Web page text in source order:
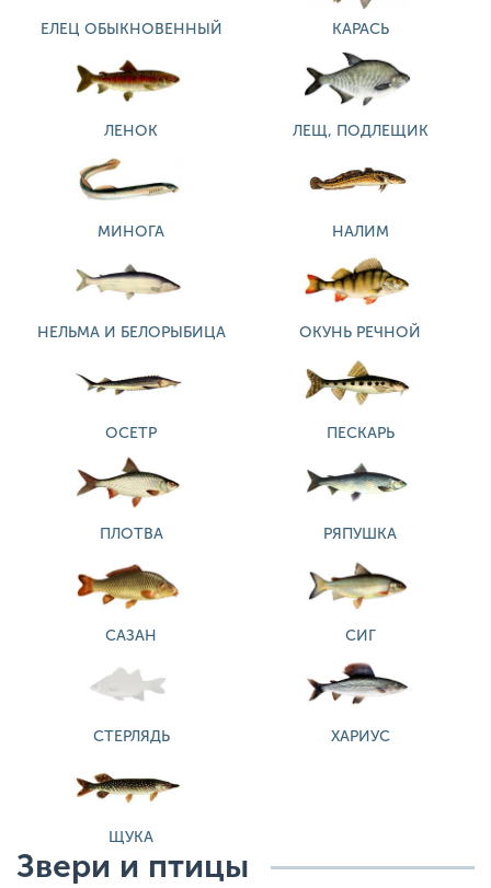
ЕЛЕЦ ОБЫКНОВЕННЫЙ КАРАСЬ
ЛЕНОК ЛЕЩ, ПОДЛЕЩИК
МИНОГА НАЛИМ
НЕЛЬМА И БЕЛОРЫБИЦА ОКУНЬ РЕЧНОЙ
ОСЕТР ПЕСКАРЬ
ПЛОТВА РЯПУШКА
САЗАН СИГ
СТЕРЛЯДЬ ХАРИУС
ЩУКА
Звери и птицы